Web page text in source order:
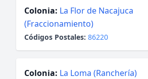
Colonia: La Flor de Nacajuca
(Fraccionamiento)
Códigos Postales: 86220
Colonia: La Loma (Ranchería)